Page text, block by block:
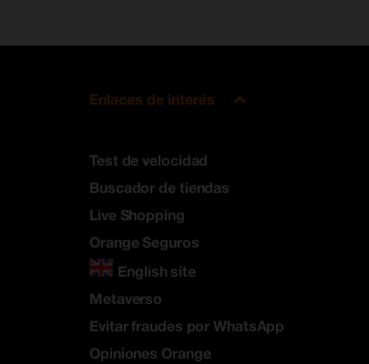
Enlaces de interés
Test de velocidad
Buscador de tiendas
Live Shopping
Orange Seguros
English site
Metaverso
Evitar fraudes por WhatsApp
Opiniones Orange